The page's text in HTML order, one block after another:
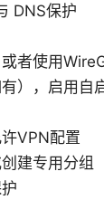
DNS保护
者使用
），启用自
VPN配置
建专用分组